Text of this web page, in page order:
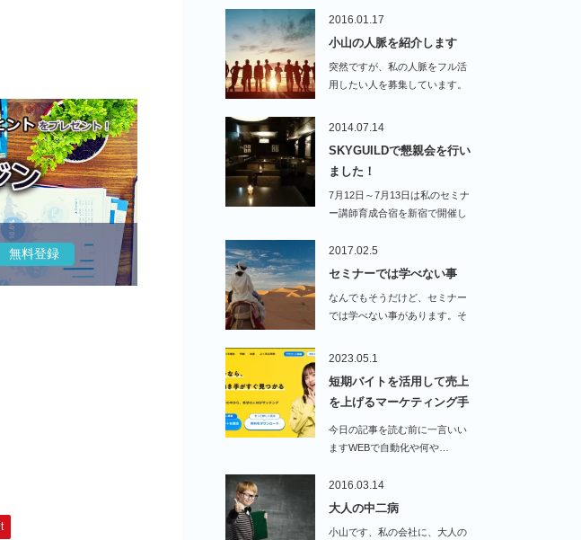
2016.01.17
小山の人脈を紹介します
突然ですが、私の人脈をフル活
用したい人を募集しています。
2014.07.14
SKYGUILDで懇親会を行い
ました！
7月12日～7月13日は私のセミナ
ー講師育成合宿を新宿で開催し
2017.02.5
セミナーでは学べない事
なんでもそうだけど、セミナー
では学べない事があります。そ
2023.05.1
短期バイトを活用して売上
を上げるマーケティング手
法…
今日の記事を読む前に一言いい
ますWEBで自動化や何や…
2016.03.14
大人の中二病
小山です、私の会社に、大人の